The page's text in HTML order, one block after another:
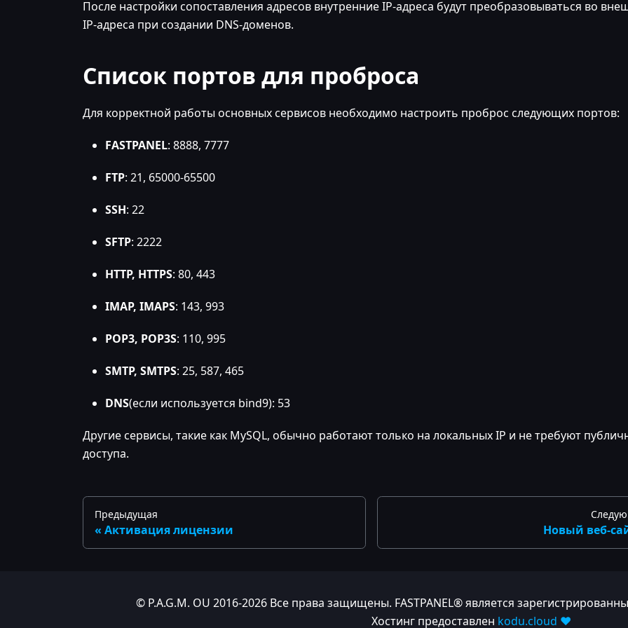
После настройки сопоставления адресов внутренние IP-адреса будут преобразовываться во
IP-адреса при создании DNS-доменов.
Список портов для проброса
Для корректной работы основных сервисов необходимо настроить проброс следующих портов:
FASTPANEL: 8888, 7777
FTP: 21, 65000-65500
SSH: 22
SFTP: 2222
HTTP, HTTPS: 80, 443
IMAP, IMAPS: 143, 993
POP3, POP3S: 110, 995
SMTP, SMTPS: 25, 587, 465
DNS(если используется bind9): 53
Другие сервисы, такие как MySQL, обычно работают только на локальных IP и не требуют
доступа.
Предыдущая
Активация лицензии Новый веб-
© P.A.G.M. OU 2016-2026 Все права защищены. FASTPANEL® является
Хостинг предоставлен kodu.cloud ❤️